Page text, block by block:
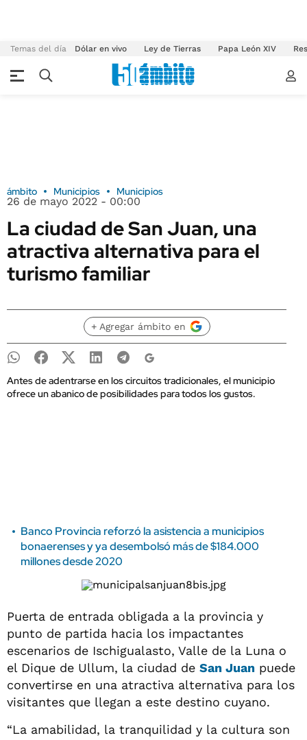
Temas del día Dólar en vivo Ley de Tierras Papa León XIV
ámbito Municipios Municipios
26 de mayo 2022 - 00:00
La ciudad de San Juan, una
atractiva alternativa para el
turismo familiar
+ Agregar ámbito en
Antes de adentrarse en los circuitos tradicionales, el municipio
ofrece un abanico de posibilidades para todos los gustos.
Banco Provincia reforzó la asistencia a municipios
bonaerenses y ya desembolsó más de $184.000
millones desde 2020
Puerta de entrada obligada a la provincia y
punto de partida hacia los impactantes
escenarios de Ischigualasto, Valle de la Luna o
el Dique de Ullum, la ciudad de San Juan puede
convertirse en una atractiva alternativa para los
visitantes que llegan a este destino cuyano.
“La amabilidad, la tranquilidad y la cultura son